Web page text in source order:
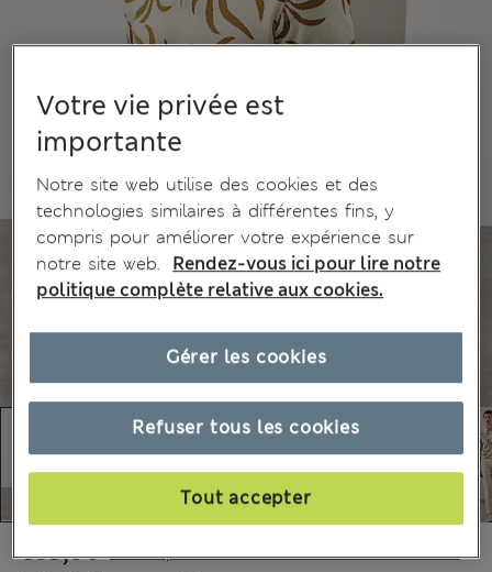
€63,00 Tous les prix incluent les taxes et les frais de douanes
Votre vie privée est
importante
Notre site web utilise des cookies et des
technologies similaires à différentes fins, y
compris pour améliorer votre expérience sur
notre site web.
Rendez-vous ici pour lire notre
politique complète relative aux cookies.
Refuser tous les cookies
Tout accepter
Gérer les cookies